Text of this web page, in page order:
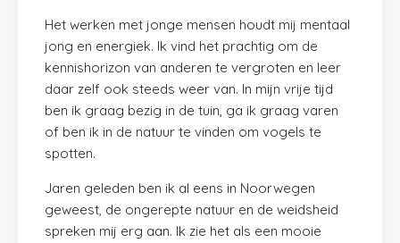
Het werken met jonge mensen houdt mij mentaal
jong en energiek. Ik vind het prachtig om de
kennishorizon van anderen te vergroten en leer
daar zelf ook steeds weer van. In mijn vrije tijd
ben ik graag bezig in de tuin, ga ik graag varen
of ben ik in de natuur te vinden om vogels te
spotten.
Jaren geleden ben ik al eens in Noorwegen
geweest, de ongerepte natuur en de weidsheid
spreken mij erg aan. Ik zie het als een mooie